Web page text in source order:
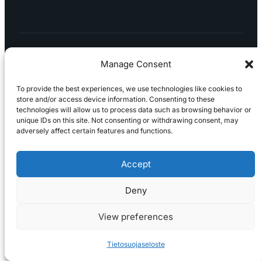
Manage Consent
To provide the best experiences, we use technologies like cookies to
store and/or access device information. Consenting to these
technologies will allow us to process data such as browsing behavior or
unique IDs on this site. Not consenting or withdrawing consent, may
adversely affect certain features and functions.
Accept
Deny
View preferences
Tietosuojaseloste
TietosuojaselostePeruuttaminenProjektimyynnin
toimitus- ja sopimusehdotKäyttö- ja